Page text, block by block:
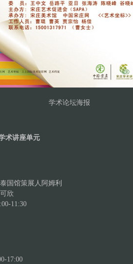
学术论坛海报
术讲座单元
国馆策展人阿姆利
欣
11:30
17:00